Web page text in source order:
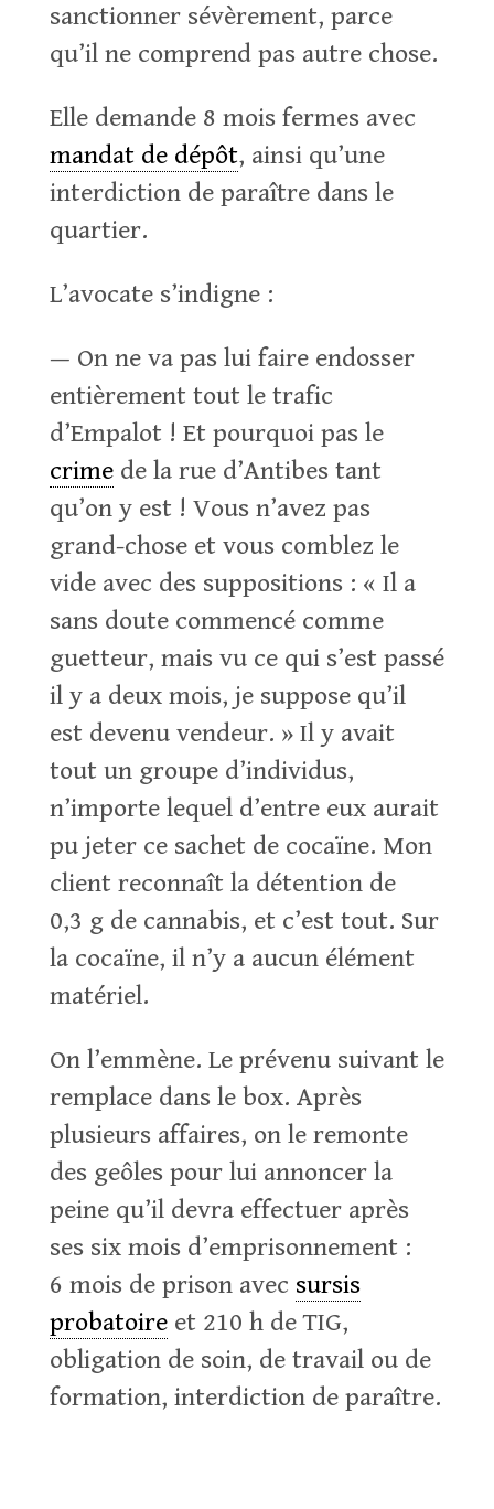
sanctionner sévèrement, parce
qu’il ne comprend pas autre chose.
Elle demande 8 mois fermes avec
mandat de dépôt, ainsi qu’une
interdiction de paraître dans le
quartier.
L’avocate s’indigne :
— On ne va pas lui faire endosser
entièrement tout le trafic
d’Empalot ! Et pourquoi pas le
crimede la rue d’Antibes tant
qu’on y est ! Vous n’avez pas
grand-chose et vous comblez le
vide avec des suppositions : « Il a
sans doute commencé comme
guetteur, mais vu ce qui s’est passé
il y a deux mois, je suppose qu’il
est devenu vendeur. » Il y avait
tout un groupe d’individus,
n’importe lequel d’entre eux aurait
pu jeter ce sachet de cocaïne. Mon
client reconnaît la détention de
0,3 g de cannabis, et c’est tout. Sur
la cocaïne, il n’y a aucun élément
matériel.
On l’emmène. Le prévenu suivant le
remplace dans le box. Après
plusieurs affaires, on le remonte
des geôles pour lui annoncer la
peine qu’il devra effectuer après
ses six mois d’emprisonnement :
6 mois de prison avec sursis
probatoireet 210 h de TIG,
obligation de soin, de travail ou de
formation, interdiction de paraître.